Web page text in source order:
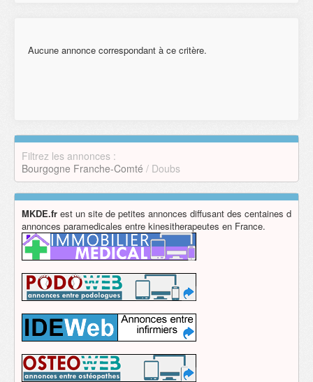
Aucune annonce correspondant à ce critère.
Filtrez les annonces :
Bourgogne Franche-Comté / Doubs
MKDE.fr est un site de petites annonces diffusant des centaines d
annonces paramedicales entre kinesitherapeutes en France.